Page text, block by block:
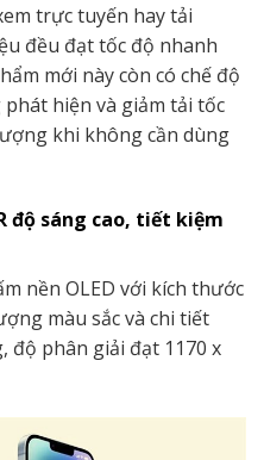
trực tuyến hay tải
đều đạt tốc độ nhanh
mới này còn có chế độ
hiện và giảm tải tốc
khi không cần dùng
độ sáng cao, tiết kiệm
nền OLED với kích thước
màu sắc và chi tiết
độ phân giải đạt 1170 x